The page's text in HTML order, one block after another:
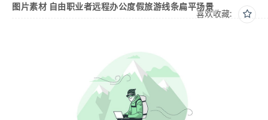
喜欢收藏:
图片素材 自由职业者远程办公度假旅游线条扁平场景